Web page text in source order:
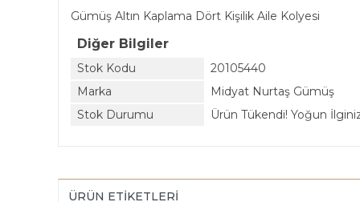
Gümüş Altın Kaplama Dört Kişilik Aile Kolyesi
Diğer Bilgiler
Stok Kodu
20105440
Marka
Midyat Nurtaş Gümüş
Stok Durumu
Ürün Tükendi! Yoğun
ÜRÜN ETIKETLERI